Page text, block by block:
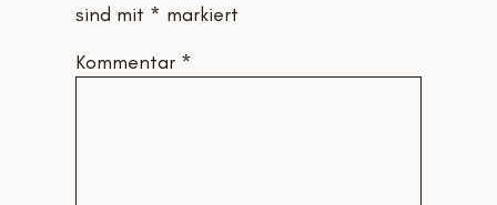
sind mit * markiert
Kommentar *